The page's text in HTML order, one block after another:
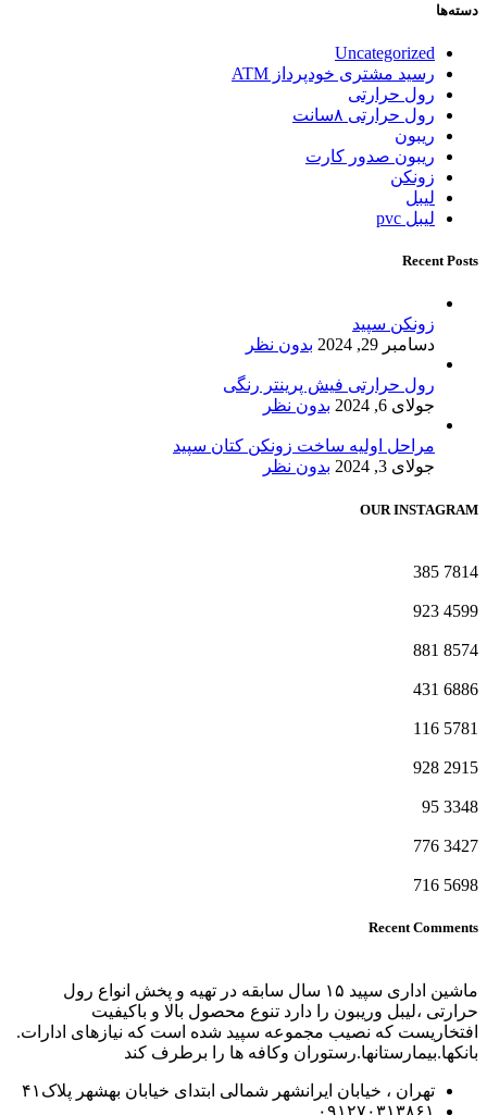
دسته‌ها
Uncategorized
رسید مشتری خودپرداز ATM
رول حرارتی
رول حرارتی ۸سانت
ریبون
ریبون صدور کارت
زونکن
لیبل
لیبل pvc
Recent Posts
زونکن سپید
دسامبر 29, 2024
بدون نظر
رول حرارتی فیش پرینتر رنگی
جولای 6, 2024
بدون نظر
مراحل اولیه ساخت زونکن کتان سپید
جولای 3, 2024
بدون نظر
OUR INSTAGRAM
7814
385
4599
923
8574
881
6886
431
5781
116
2915
928
3348
95
3427
776
5698
716
Recent Comments
ماشین اداری سپید ۱۵ سال سابقه در تهیه و پخش انواع رول
حرارتی ،لیبل وریبون را دارد تنوع محصول بالا و باکیفیت
افتخاریست که نصیب مجموعه سپید شده است که نیازهای ادارات.
بانکها.بیمارستانها.رستوران و‌کافه ها را برطرف کند
تهران ، خیابان ایرانشهر شمالی ابتدای خیابان بهشهر پلاک۴۱
۰۹۱۲۷۰۳۱۳۸۶۱